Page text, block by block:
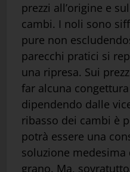
prezzi all’origine e
cambi. I noli sono
pure non
parecchi pratici si
una ripresa. Sui
far alcuna
dipendendo dalle
ribasso dei cambi è
potrà essere una
soluzione
grano. Ma,